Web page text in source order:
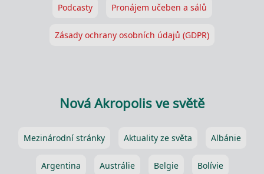
Podcasty Pronájem učeben a sálů
Zásady ochrany osobních údajů (GDPR)
Nová Akropolis ve světě
Mezinárodní stránky Aktuality ze světa Albánie
Argentina Austrálie Belgie Bolívie